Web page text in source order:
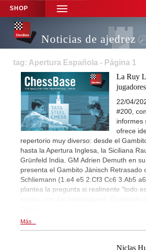
SHOP
TOGGLE
NAVIGATION
Noticias de ajedrez
tag: Apertura Española - Página 1
La Ruy
22/04/
#200,
informes
ofrece
repertorio muy diverso: desde el
hasta la Apertura Inglesa, la Siciliana
Grünfeld India. GM Adrien Demuth en
presenta el Gambito Jänisch Retrasado
Schliemann (1.e4 e5 2.Cf3 Cc6 3.Ab5
plantea la pregunta si realmente "todo
Más...
Niclas